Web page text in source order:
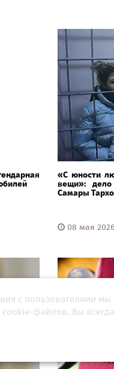
«С юности
вещи»:
Самары
08 мая
с пользователями
cookie-файлов. Вы